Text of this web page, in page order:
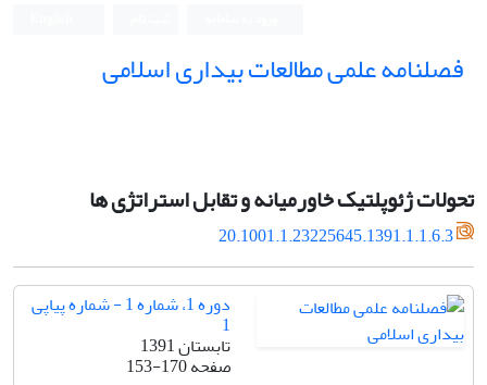
فصلنامه علمی مطالعات بیداری اسلامی
تحولات ژئوپلتیک خاورمیانه و تقابل استراتژی ها
20.1001.1.23225645.1391.1.1.6.3
دوره 1، شماره 1 - شماره پیاپی
1
تابستان 1391
صفحه153-170